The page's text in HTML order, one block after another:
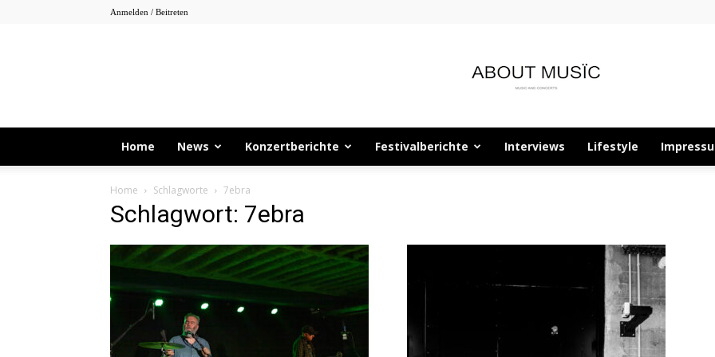
Anmelden / Beitreten
About
Home News Konzertberichte Festivalberichte Interviews Lifestyle
Home Schlagworte 7ebra
Schlagwort: 7ebra